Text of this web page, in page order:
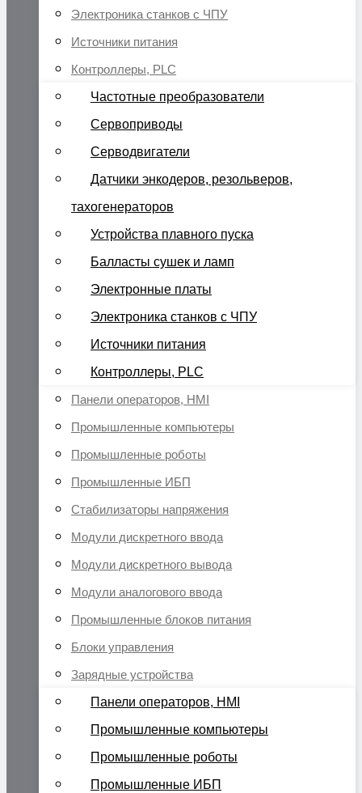
Электроника станков с ЧПУ
Источники питания
Контроллеры, PLC
Частотные преобразователи
Сервоприводы
Серводвигатели
Датчики энкодеров, резольверов,
тахогенераторов
Устройства плавного пуска
Балласты сушек и ламп
Электронные платы
Электроника станков с ЧПУ
Источники питания
Контроллеры, PLC
Панели операторов, HMI
Промышленные компьютеры
Промышленные роботы
Промышленные ИБП
Стабилизаторы напряжения
Модули дискретного ввода
Модули дискретного вывода
Модули аналогового ввода
Промышленные блоков питания
Блоки управления
Зарядные устройства
Панели операторов, HMI
Промышленные компьютеры
Промышленные роботы
Промышленные ИБП